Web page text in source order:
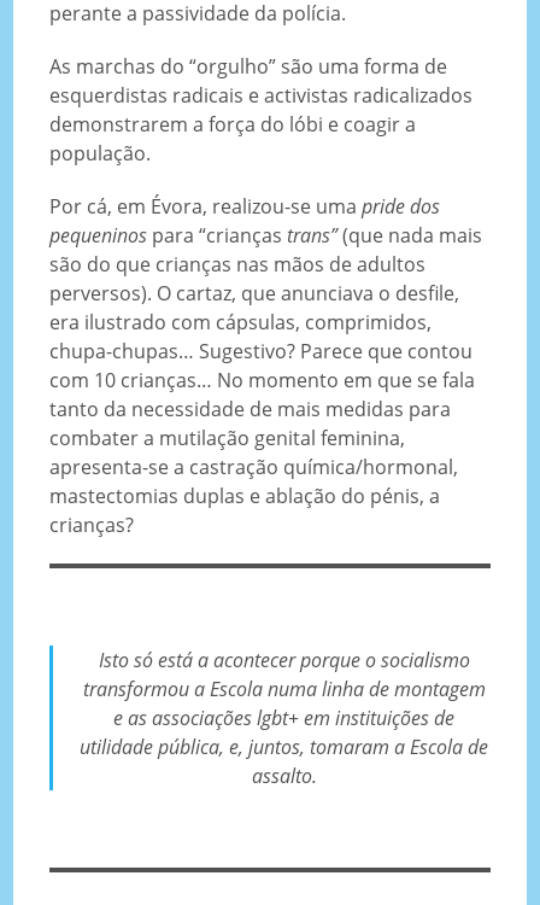
perante a passividade da polícia.
As marchas do “orgulho” são uma forma de
esquerdistas radicais e activistas radicalizados
demonstrarem a força do lóbi e coagir a
população.
Por cá, em Évora, realizou-se umapridedos
pequeninos para “criançastrans”(que nada mais
são do que crianças nas mãos de adultos
perversos). O cartaz, que anunciava o desfile,
era ilustrado com cápsulas, comprimidos,
chupa-chupas… Sugestivo? Parece que contou
com 10 crianças… No momento em que se fala
tanto da necessidade de mais medidas para
combater a mutilação genital feminina,
apresenta-se a castração química/hormonal,
mastectomias duplas e ablação do pénis, a
crianças?
Isto só está a acontecer porque o socialismo
transformou a Escola numa linha de montagem
e as associações lgbt+ em instituições de
utilidade pública, e, juntos, tomaram a Escola de
assalto.